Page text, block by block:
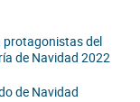
protagonistas del
de Navidad 2022
de Navidad